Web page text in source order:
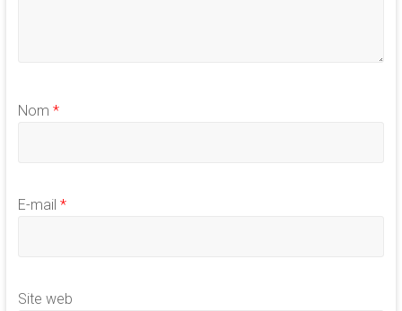
Nom *
E-mail *
Site web